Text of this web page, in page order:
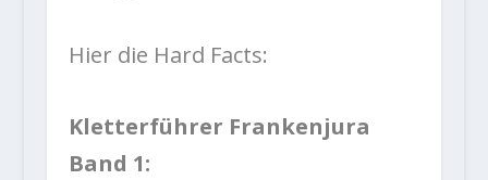
Hier die Hard Facts:
Kletterführer Frankenjura
Band 1: